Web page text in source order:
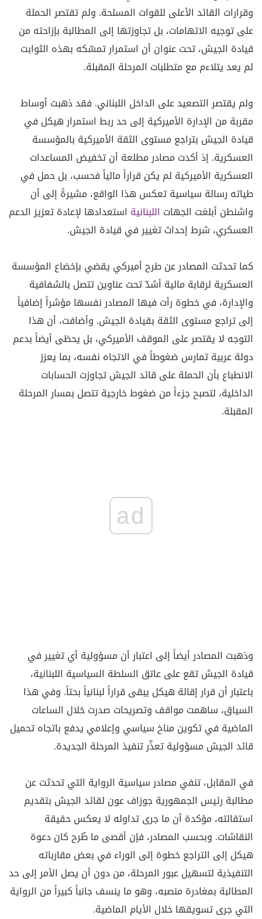
وقرارات القائد الأعلى للقوات المسلحة. ولم تقتصر الحملة
على توجيه الاتهامات، بل تجاوزتها إلى المطالبة بإزاحته من
قيادة الجيش، تحت عنوان أن استمرار تمسّكه بهذه الثوابت
لم يعد يتلاءم مع متطلبات المرحلة المقبلة.
ولم يقتصر التصعيد على الداخل اللبناني. فقد ذهبت أوساط
مقربة من الإدارة الأميركية إلى حد ربط استمرار هيكل في
قيادة الجيش بتراجع مستوى الثقة الأميركية بالمؤسسة
العسكرية. إذ أكدت مصادر مطلعة أن تخفيض المساعدات
العسكرية الأميركية لم يكن قراراً مالياً فحسب، بل حمل في
طياته رسالة سياسية تعكس هذا الواقع، مشيرةً إلى أن
واشنطن أبلغت الجهات اللبنانية استعدادها لإعادة تعزيز الدعم
العسكري، شرط إحداث تغيير في قيادة الجيش.
كما تحدثت المصادر عن طرح أميركي يقضي بإخضاع المؤسسة
العسكرية لرقابة مالية أشدّ تحت عناوين تتصل بالشفافية
والإدارة، في خطوة رأت فيها المصادر نفسها مؤشراً إضافياً
إلى تراجع مستوى الثقة بقيادة الجيش. وأضافت، أن هذا
التوجه لا يقتصر على الموقف الأميركي، بل يحظى أيضاً بدعم
دولة عربية تمارس ضغوطاً في الاتجاه نفسه، بما يعزز
الانطباع بأن الحملة على قائد الجيش تجاوزت الحسابات
الداخلية، لتصبح جزءاً من ضغوط خارجية تتصل بمسار المرحلة
المقبلة.
ad
وذهبت المصادر أيضاً إلى اعتبار أن مسؤولية أي تغيير في
قيادة الجيش تقع على عاتق السلطة السياسية اللبنانية،
باعتبار أن قرار إقالة هيكل يبقى قراراً لبنانياً بحتاً. وفي هذا
السياق، ساهمت مواقف وتصريحات صدرت خلال الساعات
الماضية في تكوين مناخ سياسي وإعلامي يدفع باتجاه تحميل
قائد الجيش مسؤولية تعذّر تنفيذ المرحلة الجديدة.
في المقابل، تنفي مصادر سياسية الرواية التي تحدثت عن
مطالبة رئيس الجمهورية جوزاف عون لقائد الجيش بتقديم
استقالته، مؤكدة أن ما جرى تداوله لا يعكس حقيقة
النقاشات. وبحسب المصادر، فإن أقصى ما طُرح كان دعوة
هيكل إلى التراجع خطوة إلى الوراء في بعض مقارباته
التنفيذية لتسهيل عبور المرحلة، من دون أن يصل الأمر إلى حد
المطالبة بمغادرة منصبه، وهو ما ينسف جانباً كبيراً من الرواية
التي جرى تسويقها خلال الأيام الماضية.